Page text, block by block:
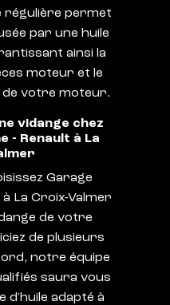
régulière permet
par une huile
ainsi la
moteur et le
votre moteur.
vidange chez
- Renault à La
Garage
La Croix-Valmer
de votre
de plusieurs
notre équipe
saura vous
d'huile adapté à